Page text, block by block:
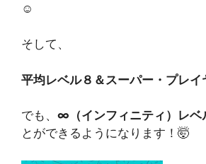
☺️
そして、
平均レベル８＆スーパー・プレイ
でも、 ∞（インフィニティ）レベ
とができるようになります！🤯